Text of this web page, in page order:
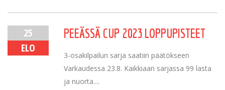
25
ELO
PEEÄSSÄ CUP 2023 LOPPUPISTEET
3-osakilpailun sarja saatiin päätökseen
Varkaudessa 23.8. Kaikkiaan sarjassa 99 lasta
ja nuorta....